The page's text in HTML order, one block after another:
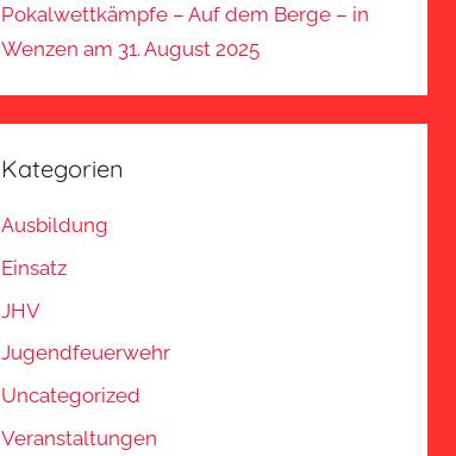
Pokalwettkämpfe – Auf dem Berge – in
Wenzen am 31. August 2025
Kategorien
Ausbildung
Einsatz
JHV
Jugendfeuerwehr
Uncategorized
Veranstaltungen